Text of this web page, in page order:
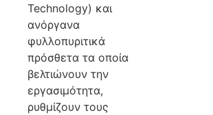
Technology) και
ανόργανα
φυλλοπυριτικά
πρόσθετα τα οποία
βελτιώνουν την
εργασιμότητα,
ρυθμίζουν τους